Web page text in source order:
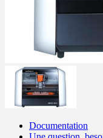
Documentation